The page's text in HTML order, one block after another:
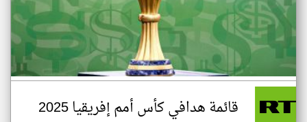
قائمة هدافي كأس أمم إفريقيا 2025